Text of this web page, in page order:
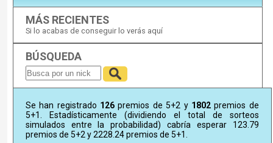
MÁS RECIENTES
Si lo acabas de conseguir lo verás aquí
BÚSQUEDA
Se han registrado 126premios de 5+2 y 1802premios de
5+1. Estadísticamente (dividiendo el total de sorteos
simulados entre la probabilidad) cabría esperar 123.79
premios de 5+2 y 2228.24 premios de 5+1.